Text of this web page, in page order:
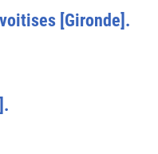
[Gironde].